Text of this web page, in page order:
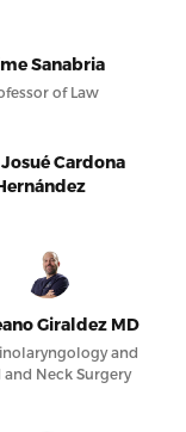
Sanabria
of Law
Cardona
Giraldez MD
and
and Neck Surgery